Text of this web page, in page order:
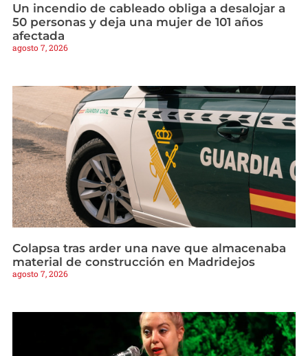
Un incendio de cableado obliga a desalojar a
50 personas y deja una mujer de 101 años
afectada
agosto 7, 2026
Colapsa tras arder una nave que almacenaba
material de construcción en Madridejos
agosto 7, 2026